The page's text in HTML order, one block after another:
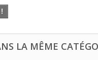
!
LA MÊME